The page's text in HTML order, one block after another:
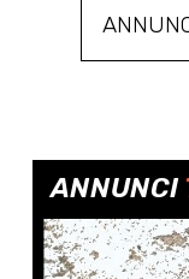
ANNUNCI